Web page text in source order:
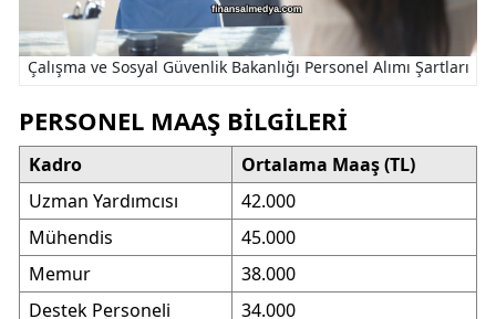
Çalışma ve Sosyal Güvenlik Bakanlığı Personel Alımı Şartları
PERSONEL MAAŞ BILGILERI
Kadro
Ortalama Maaş (TL)
Uzman Yardımcısı
42.000
Mühendis
45.000
Memur
38.000
Destek Personeli
34.000